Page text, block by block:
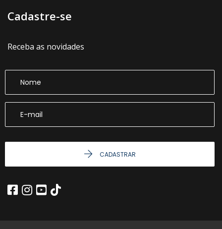
Cadastre-se
Receba as novidades
CADASTRAR